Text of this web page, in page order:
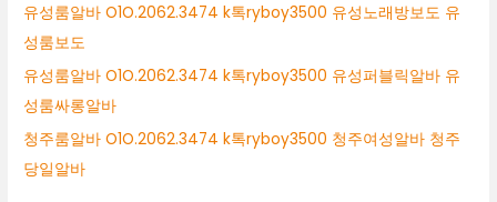
유성룸알바 O1O.2062.3474 k톡ryboy3500 유성노래방보도 유
성룸보도
유성룸알바 O1O.2062.3474 k톡ryboy3500 유성퍼블릭알바 유
성룸싸롱알바
청주룸알바 O1O.2062.3474 k톡ryboy3500 청주여성알바 청주
당일알바